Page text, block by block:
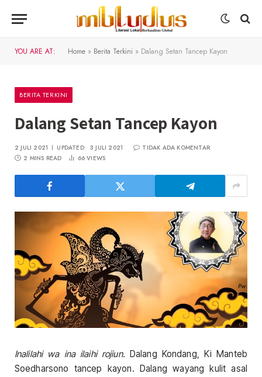
YOU ARE AT: Home » Berita Terkini » Dalang Setan Tancep Kayon
BERITA TERKINI
Dalang Setan Tancep Kayon
2 JULI 2021 UPDATED: 3 JULI 2021
TIDAK ADA KOMENTAR
2 MINS READ
66VIEWS
Inalilahi wa ina ilaihi rojiun. Dalang Kondang, Ki Manteb
Soedharsono tancep kayon. Dalang wayang kulit asal